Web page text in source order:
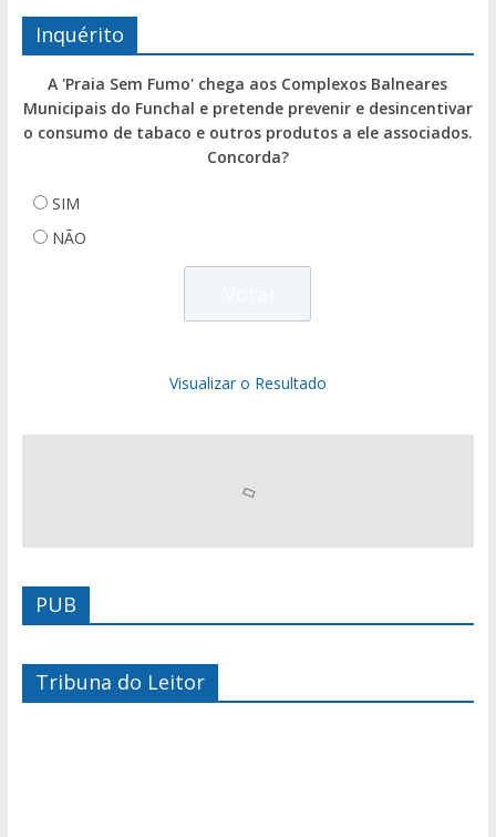
Inquérito
A 'Praia Sem Fumo' chega aos Complexos Balneares
Municipais do Funchal e pretende prevenir e desincentivar
o consumo de tabaco e outros produtos a ele associados.
Concorda?
SIM
NÃO
Visualizar o Resultado
PUB
Tribuna do Leitor